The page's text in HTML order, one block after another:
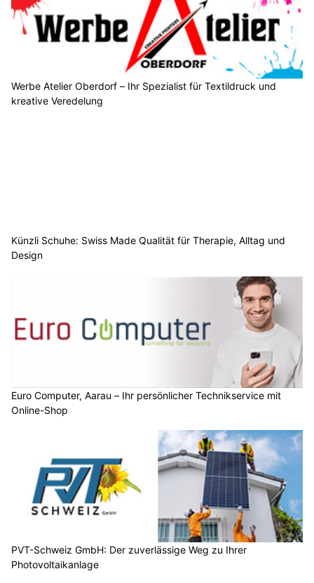
Werbe Atelier Oberdorf – Ihr Spezialist für Textildruck und
kreative Veredelung
Künzli Schuhe: Swiss Made Qualität für Therapie, Alltag und
Design
Euro Computer, Aarau – Ihr persönlicher Technikservice mit
Online-Shop
PVT-Schweiz GmbH: Der zuverlässige Weg zu Ihrer
Photovoltaikanlage